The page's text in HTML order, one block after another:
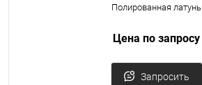
Полированная латунь
Цена по запросу
Запросить